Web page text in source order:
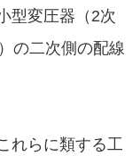
型変圧器（2次
の二次側の配線
れらに類する工